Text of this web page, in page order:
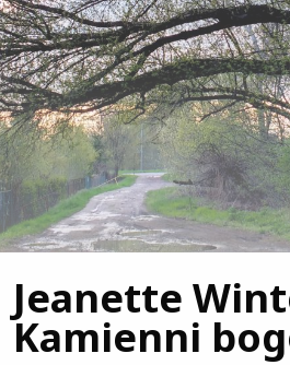
Jeanette
Kamienni